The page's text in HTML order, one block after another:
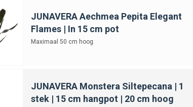
zijn geschikt voor slaapkamerplanten?
slaapkamerplanten combineren?
JUNAVERA Aechmea Pepita Elegant
Flames | In 15 cm pot
Maximaal 50 cm hoog.
JUNAVERA Monstera Siltepecana | 1
stek | 15 cm hangpot | 20 cm hoog